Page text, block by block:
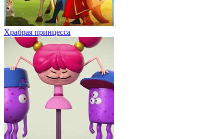
Храбрая принцесса